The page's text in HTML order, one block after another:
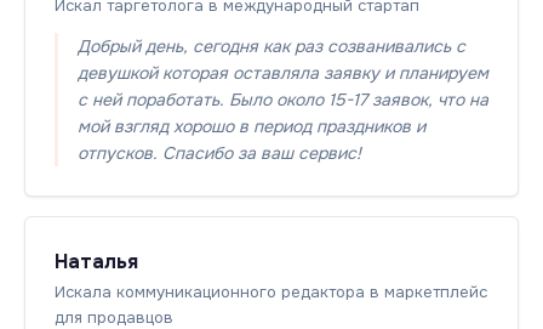
Искал таргетолога в международный стартап
Добрый день, сегодня как раз созванивались с
девушкой которая оставляла заявку и планируем
с ней поработать. Было около 15-17 заявок, что на
мой взгляд хорошо в период праздников и
отпусков. Спасибо за ваш сервис!
Наталья
Искала коммуникационного редактора в маркетплейс
для продавцов